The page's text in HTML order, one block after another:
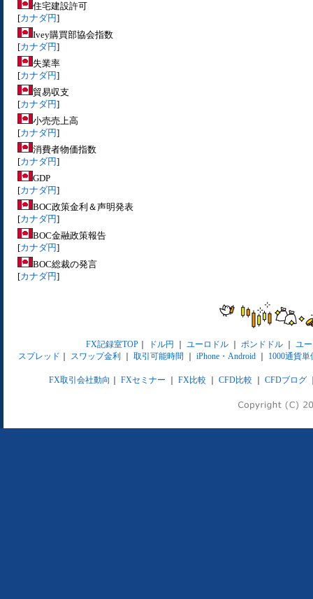
住宅建設許可
[カナダ円]
Ivey購買部協会指数
[カナダ円]
失業率
[カナダ円]
貿易収支
[カナダ円]
小売売上高
[カナダ円]
消費者物価指数
[カナダ円]
GDP
[カナダ円]
BOC政策金利＆声明発表
[カナダ円]
BOC金融政策報告
[カナダ円]
BOC総裁の発言
[カナダ円]
FX記録室TOP｜ ドル円 ユーロドル｜ ポンドドル｜ ユ
スプレッド
スワップ金利 取引可能時間 iPhone・Android 1000通貨単
FX取引会社動向 FXセミナー FX比較 CFD比較 CFDブログ